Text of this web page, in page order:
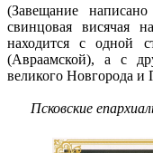
(Завещание
свинцовая висячая
находится с одной
(Авраамской), а с
великого Новгорода и
Псковские